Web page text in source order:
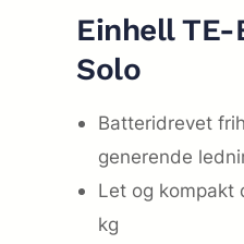
Einhell TE-
Solo
Batteridrevet
generende
Let og kompakt
kg